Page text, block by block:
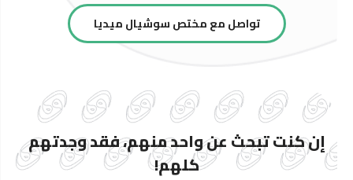
تواصل مع مختص سوشيال ميديا
إن كنت تبحث عن واحد منهم، فقد وجدتهم
كلهم!